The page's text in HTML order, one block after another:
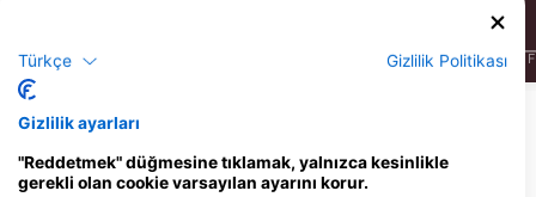
F
Bu Dalış Bölgesine Hizmet Veren Dalış
Merkezleri
Türkçe Gizlilik Politikası
Gizlilik ayarları
"Reddetmek" düğmesine tıklamak, yalnızca kesinlikle
gerekli olan cookie varsayılan ayarını korur.